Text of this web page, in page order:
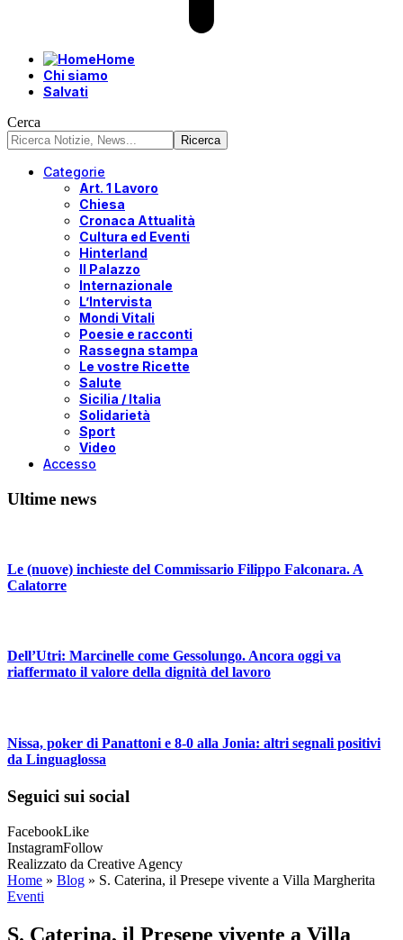
Home
Chi siamo
Salvati
Cerca
Categorie
Art. 1 Lavoro
Chiesa
Cronaca Attualità
Cultura ed Eventi
Hinterland
Il Palazzo
Internazionale
L’Intervista
Mondi Vitali
Poesie e racconti
Rassegna stampa
Le vostre Ricette
Salute
Sicilia / Italia
Solidarietà
Sport
Video
Accesso
Ultime news
Le (nuove) inchieste del Commissario Filippo Falconara. A
Calatorre
Dell’Utri: Marcinelle come Gessolungo. Ancora oggi va
riaffermato il valore della dignità del lavoro
Nissa, poker di Panattoni e 8-0 alla Jonia: altri segnali positivi
da Linguaglossa
Seguici sui social
FacebookLike
InstagramFollow
Realizzato da Creative Agency
Home » Blog » S. Caterina, il Presepe vivente a Villa Margherita
Eventi
S. Caterina, il Presepe vivente a Villa